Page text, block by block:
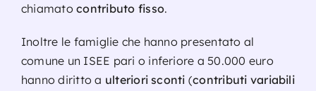
chiamatocontributo fisso.
Inoltre le famiglie che hanno presentato al
comune un ISEE pari o inferiore a 50.000 euro
hanno diritto a ulteriori sconti (contributi variabili